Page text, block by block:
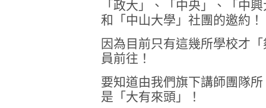
「政大」、「中央」、「中
和「中山大學」社團的邀約！
因為目前只有這幾所學校才
員前往！
要知道由我們旗下講師團隊
是「大有來頭」！